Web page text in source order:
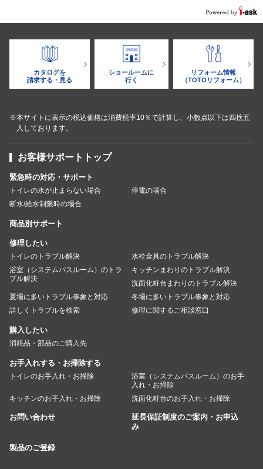
カタログを
請求する・見る
ショールームに
行く
リフォーム情報
（TOTOリフォーム）
※本サイトに表示の税込価格は消費税率10％で計算し、小数点以下は四捨五
入しております。
お客様サポートトップ
緊急時の対応・サポート
トイレの水が止まらない場合
停電の場合
断水/給水制限時の場合
商品別サポート
修理したい
トイレのトラブル解決
水栓金具のトラブル解決
浴室（システムバスルーム）のトラ
ブル解決
キッチンまわりのトラブル解決
洗面化粧台まわりのトラブル解決
夏場に多いトラブル事象と対応
冬場に多いトラブル事象と対応
詳しくトラブルを検索
修理に関するご相談窓口
購入したい
消耗品・部品のご購入先
お手入れする・お掃除する
トイレのお手入れ・お掃除
浴室（システムバスルーム）のお手
入れ・お掃除
キッチンのお手入れ・お掃除
洗面化粧台のお手入れ・お掃除
お問い合わせ
延長保証制度のご案内・お申込
み
製品のご登録